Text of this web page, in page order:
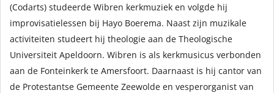
(Codarts) studeerde Wibren kerkmuziek en volgde hij
improvisatielessen bij Hayo Boerema. Naast zijn muzikale
activiteiten studeert hij theologie aan de Theologische
Universiteit Apeldoorn. Wibren is als kerkmusicus verbonden
aan de Fonteinkerk te Amersfoort. Daarnaast is hij cantor van
de Protestantse Gemeente Zeewolde en vesperorganist van